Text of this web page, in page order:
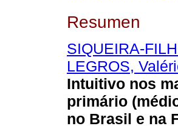
Resumen
SIQUEIRA-
LEGROS,
Intuitivo nos
primário
no Brasil e na